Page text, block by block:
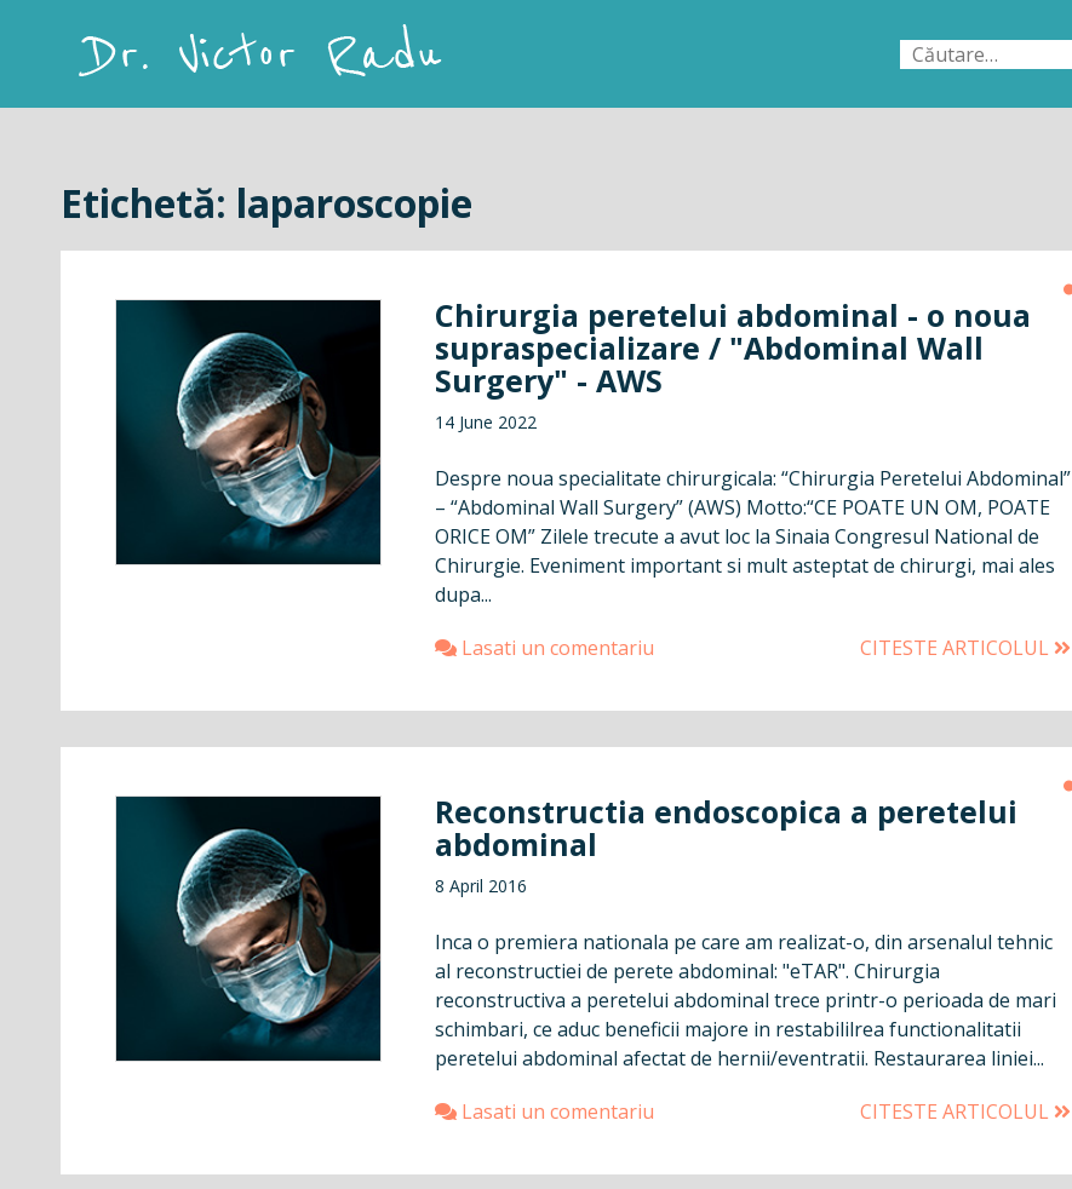
Caută
Etichetă: laparoscopie
Chirurgia peretelui abdominal - o noua
supraspecializare / "Abdominal Wall
Surgery" - AWS
14 June 2022
Despre noua specialitate chirurgicala: “Chirurgia Peretelui Abdominal”
– “Abdominal Wall Surgery” (AWS) Motto:“CE POATE UN OM, POATE
ORICE OM” Zilele trecute a avut loc la Sinaia Congresul National de
Chirurgie. Eveniment important si mult asteptat de chirurgi, mai ales
dupa...
Lasati un comentariu
CITESTE ARTICOLUL
Reconstructia endoscopica a peretelui
abdominal
8 April 2016
Inca o premiera nationala pe care am realizat-o, din arsenalul tehnic
al reconstructiei de perete abdominal: "eTAR". Chirurgia
reconstructiva a peretelui abdominal trece printr-o perioada de mari
schimbari, ce aduc beneficii majore in restabililrea functionalitatii
peretelui abdominal afectat de hernii/eventratii. Restaurarea liniei...
Lasati un comentariu
CITESTE ARTICOLUL